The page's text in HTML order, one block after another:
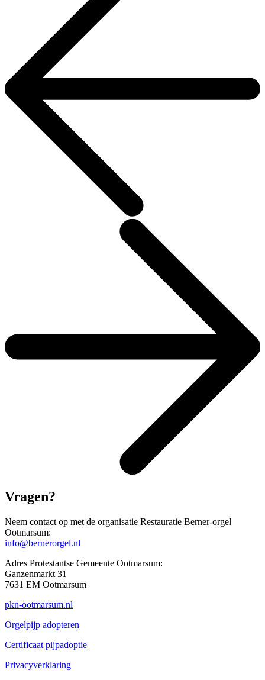
Vragen?
Neem contact op met de organisatie Restauratie Berner-orgel
Ootmarsum:
info@bernerorgel.nl
Adres Protestantse Gemeente Ootmarsum:
Ganzenmarkt 31
7631 EM Ootmarsum
pkn-ootmarsum.nl
Orgelpijp adopteren
Certificaat pijpadoptie
Privacyverklaring